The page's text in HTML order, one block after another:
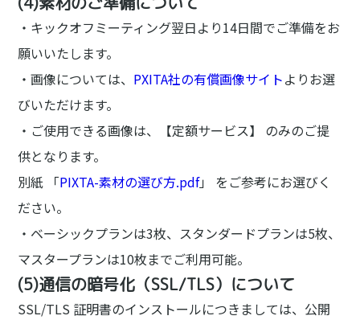
・キックオフミーティング翌日より14日間でご準備をお
願いいたします。
・画像については、 PXITA社の有償画像サイトよりお選
びいただけます。
・ご使用できる画像は、【定額サービス】 のみのご提
供となります。
別紙 「PIXTA-素材の選び方.pdf」 をご参考にお選びく
ださい。
・ベーシックプランは3枚、スタンダードプランは5枚、
マスタープランは10枚までご利用可能。
(5)通信の暗号化（SSL/TLS）について
SSL/TLS 証明書のインストールにつきましては、公開